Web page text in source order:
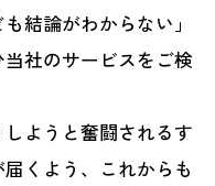
結論がわからない」
社のサービスをご検
ようと奮闘されるす
くよう、これからも